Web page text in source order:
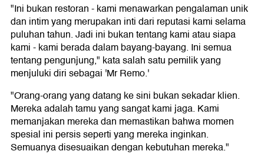
"Ini bukan restoran - kami menawarkan pengalaman unik
dan intim yang merupakan inti dari reputasi kami selama
puluhan tahun. Jadi ini bukan tentang kami atau siapa
kami - kami berada dalam bayang-bayang. Ini semua
tentang pengunjung," kata salah satu pemilik yang
menjuluki diri sebagai 'Mr Remo.'
"Orang-orang yang datang ke sini bukan sekadar klien.
Mereka adalah tamu yang sangat kami jaga. Kami
memanjakan mereka dan memastikan bahwa momen
spesial ini persis seperti yang mereka inginkan.
Semuanya disesuaikan dengan kebutuhan mereka."